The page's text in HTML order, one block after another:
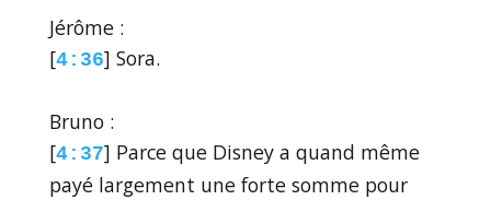
Jérôme :
[4:36] Sora.
Bruno :
[4:37] Parce que Disney a quand même
payé largement une forte somme pour